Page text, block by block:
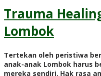
Trauma
Lombok
Tertekan oleh peristiwa
anak-anak Lombok harus
mereka sendiri. Hak rasa